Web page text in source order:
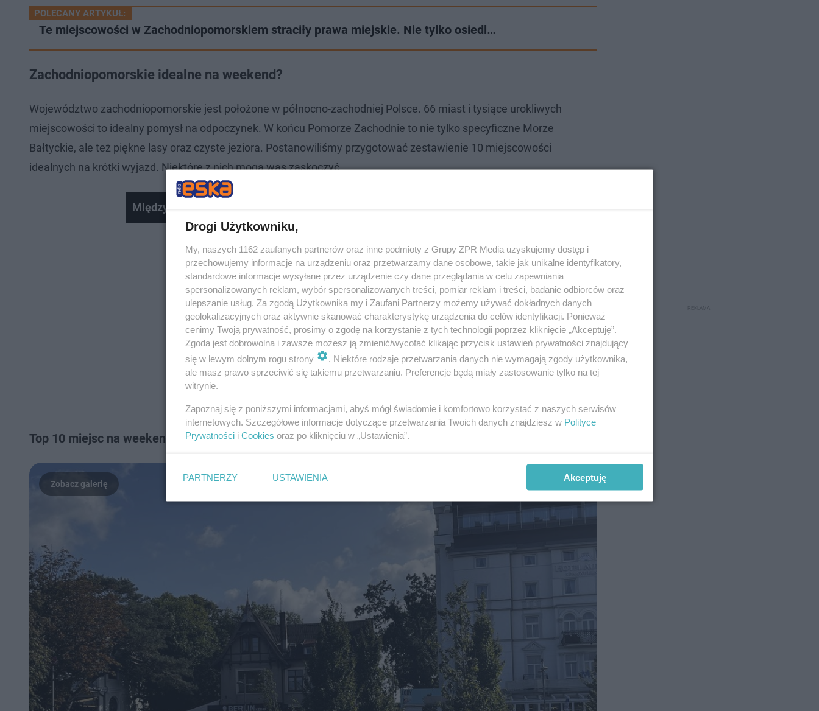
POLECANY ARTYKUŁ:
Te miejscowości w Zachodniopomorskiem straciły prawa miejskie. Nie tylko osiedl…
Zachodniopomorskie idealne na weekend?
Województwo zachodniopomorskie jest położone w północno-zachodniej Polsce. 66 miast i tysiące urokliwych
miejscowości to idealny pomysł na odpoczynek. W końcu Pomorze Zachodnie to nie tylko specyficzne Morze
Bałtyckie, ale też piękne lasy oraz czyste jeziora. Postanowiliśmy przygotować zestawienie 10 miejscowości
idealnych na krótki wyjazd. Niektóre z nich mogą was zaskoczyć
Międzyzdroje zachwycają o każdej porze roku
Top 10 miejsc na weekend w Zachodniopomorskiem znajdziecie w naszej galerii.
11
Drogi Użytkowniku,
My, naszych 1162 zaufanych partnerów oraz inne podmioty z Grupy ZPR Media uzyskujemy dostęp i
przechowujemy informacje na urządzeniu oraz przetwarzamy dane osobowe, takie jak unikalne identyfikatory,
standardowe informacje wysyłane przez urządzenie czy dane przeglądania w celu zapewniania
spersonalizowanych reklam, wybór spersonalizowanych treści, pomiar reklam i treści, badanie odbiorców oraz
ulepszanie usług. Za zgodą Użytkownika my i Zaufani Partnerzy możemy używać dokładnych danych
geolokalizacyjnych oraz aktywnie skanować charakterystykę urządzenia do celów identyfikacji. Ponieważ
cenimy Twoją prywatność, prosimy o zgodę na korzystanie z tych technologii poprzez kliknięcie „Akceptuję”.
Zgoda jest dobrowolna i zawsze możesz ją zmienić/wycofać klikając przycisk ustawień prywatności znajdujący
się w lewym dolnym rogu strony
. Niektóre rodzaje przetwarzania danych nie wymagają zgody użytkownika,
ale masz prawo sprzeciwić się takiemu przetwarzaniu. Preferencje będą miały zastosowanie tylko na tej
witrynie.
Zapoznaj się z poniższymi informacjami, abyś mógł świadomie i komfortowo korzystać z naszych serwisów
internetowych. Szczegółowe informacje dotyczące przetwarzania Twoich danych znajdziesz w Polityce
Prywatności i Cookies oraz po kliknięciu w „Ustawienia”.
PARTNERZY USTAWIENIA Akceptuję